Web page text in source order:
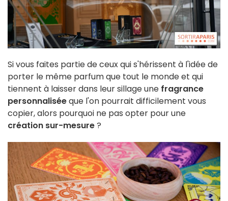
Si vous faites partie de ceux qui s'hérissent à l'idée de
porter le même parfum que tout le monde et qui
tiennent à laisser dans leur sillage une fragrance
personnaliséeque l'on pourrait difficilement vous
copier, alors pourquoi ne pas opter pour une
création sur-mesure?